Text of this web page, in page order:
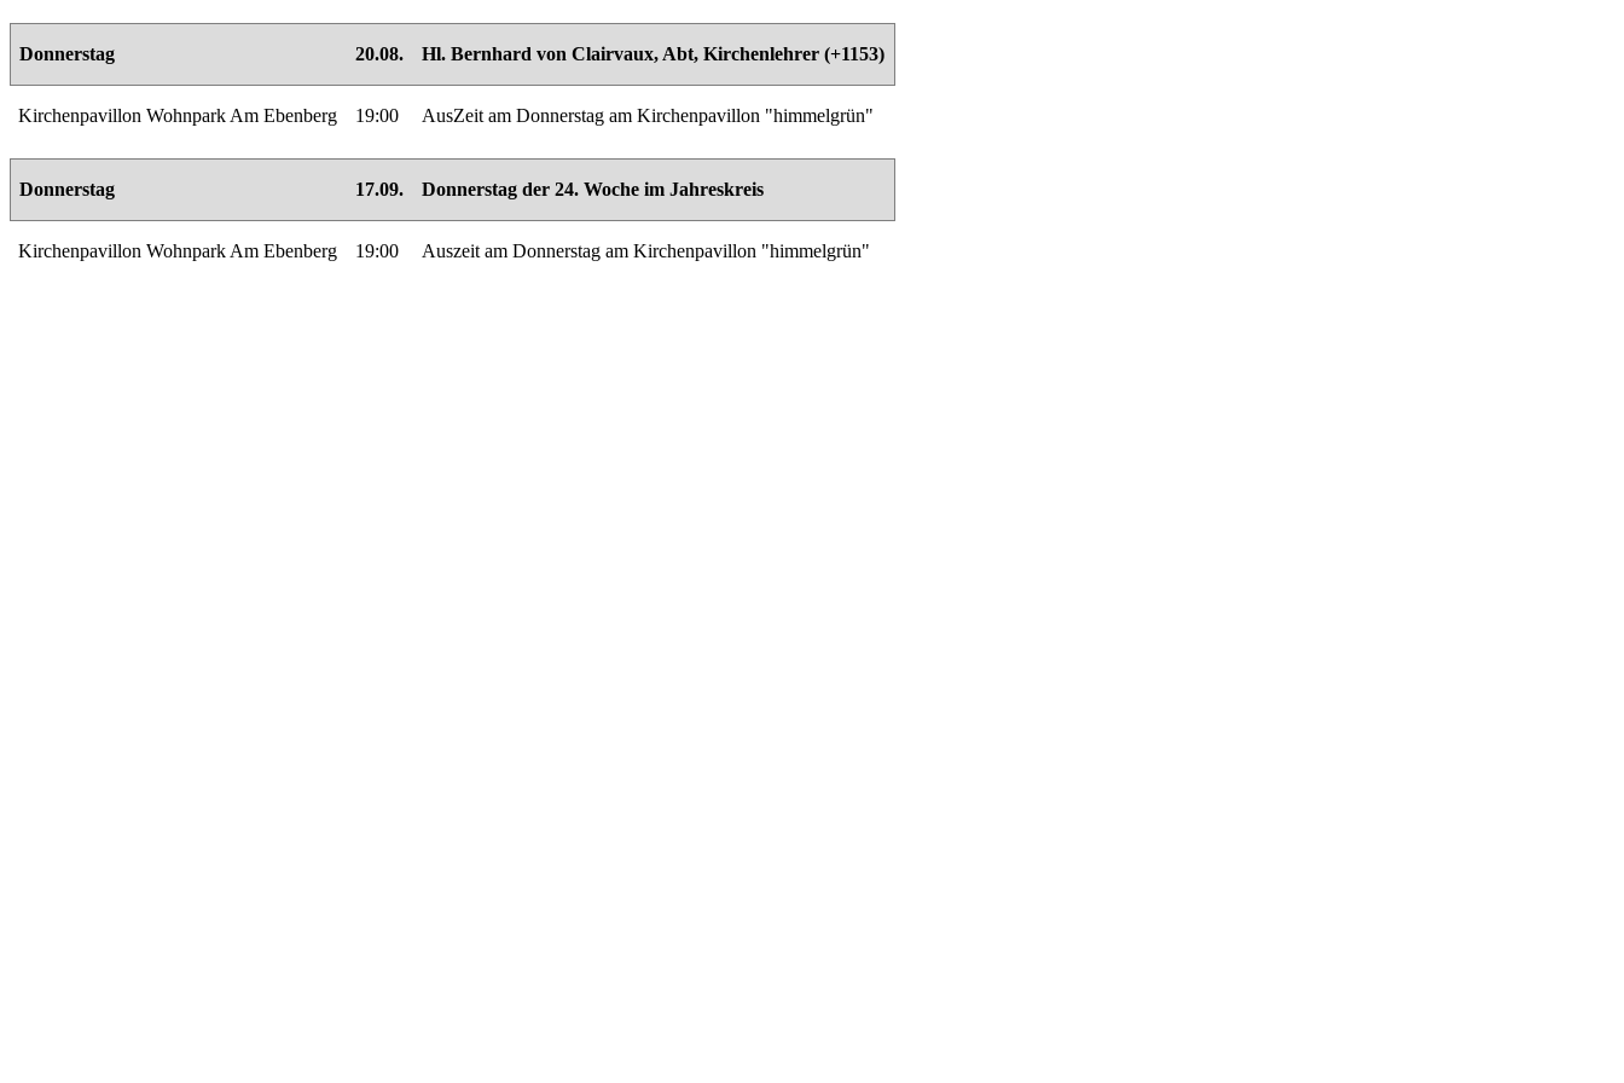
Donnerstag 20.08. Hl. Bernhard von Clairvaux, Abt, Kirchenlehrer (+1153)
Kirchenpavillon Wohnpark Am Ebenberg 19:00 AusZeit am Donnerstag am Kirchenpavillon "himmelgrün"
Donnerstag 17.09. Donnerstag der 24. Woche im Jahreskreis
Kirchenpavillon Wohnpark Am Ebenberg 19:00 Auszeit am Donnerstag am Kirchenpavillon "himmelgrün"